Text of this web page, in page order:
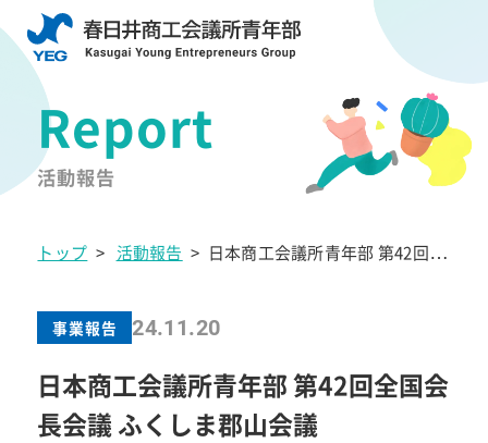
活動報告
トップ > 活動報告 > 日本商工会議所青年部 第42回全
事業報告 24.11.20
日本商工会議所青年部 第42回全国会
長会議 ふくしま郡山会議